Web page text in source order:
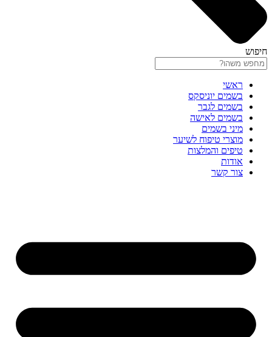
חיפוש
ראשי
בשמים יוניסקס
בשמים לגבר
בשמים לאישה
מיני בשמים
מוצרי טיפוח לשיער
טיפים והמלצות
אודות
צור קשר